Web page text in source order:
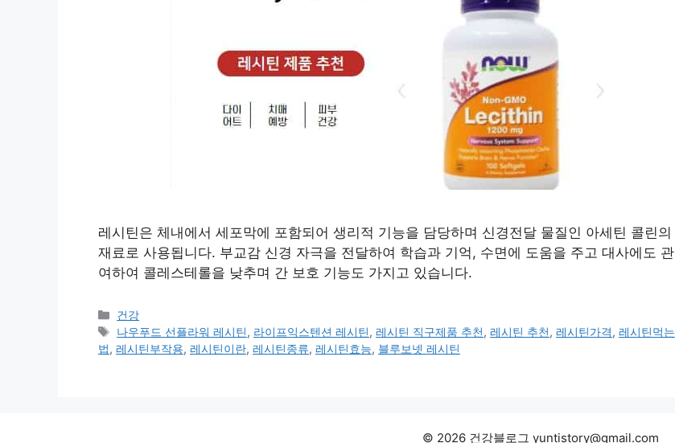
레시틴은 체내에서 세포막에 포함되어 생리적 기능을 담당하며 신경전달 물질인 아세틴 콜린의
재료로 사용됩니다. 부교감 신경 자극을 전달하여 학습과 기억, 수면에 도움을 주고 대사에도 관
여하여 콜레스테롤을 낮추며 간 보호 기능도 가지고 있습니다.
카
테
고
건강
태
그
나우푸드 선플라워 레시틴, 라이프익스텐션 레시틴,레시틴 직구제품 추천,레시틴 추천,레시틴가격,레시틴먹는
법, 레시틴부작용, 레시틴이란, 레시틴종류, 레시틴효능, 블루보넷 레시틴
© 2026 건강블로그 yuntistory@gmail.com